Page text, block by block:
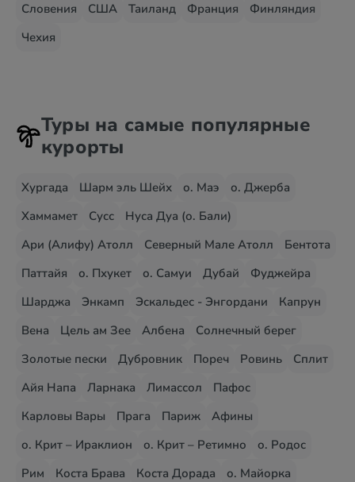
Словения
США Таиланд Франция
Финляндия
Чехия
Туры на самые популярные
курорты
Хургада Шарм эль Шейх о. Маэ
о. Джерба
Хаммамет
Сусс
Нуса Дуа (о. Бали)
Ари (Алифу) Атолл
Северный Мале Атолл
Бентота
Паттайя
о. Пхукет о. Самуи Дубай
Фуджейра
Шарджа
Энкамп Эскальдес - Энгордани
Капрун
Вена
Цель ам Зее Албена
Солнечный берег
Золотые пески
Дубровник Пореч Ровинь
Сплит
Айя Напа
Ларнака Лимассол
Пафос
Карловы Вары
Прага Париж
Афины
о. Крит – Ираклион
о. Крит – Ретимно
о. Родос
Рим
Коста Брава Коста Дорада
о. Майорка